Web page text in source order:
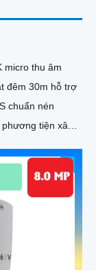
micro thu âm
đêm 30m hỗ trợ
chuẩn nén
tiện xâm